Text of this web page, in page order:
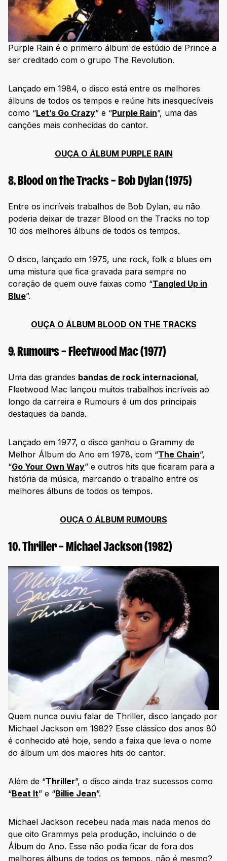
147. Grace – Jeff Buckley (1994)
148. Channel Orange – Frank Ocean (2012)
149. John Prine – John Prine (1971)
150. Nebraska – Bruce Springsteen (1982)
1. SOUR – Olivia Rodrigo (2021)
2. 30 – Adele (2021)
3. Medicine at Midnight – Foo Fighters (2021)
4. Daddy’s Home – St. Vincent (2021)
6. Harry’s House – Harry Styles (2022)
8. Mr. Morale & The Big Steppers – Kendrick Lamar (2022)
Ouça os melhores álbuns de todos os tempos na
Purple Rain é o primeiro álbum de estúdio de Prince a
ser creditado com o grupo The Revolution.
Lançado em 1984, o disco está entre os melhores
álbuns de todos os tempos e reúne hits inesquecíveis
como “Let’s Go Crazy” e “Purple Rain”, uma das
canções mais conhecidas do cantor.
OUÇA O ÁLBUM PURPLE RAIN
8. Blood on the Tracks – Bob Dylan (1975)
Entre os incríveis trabalhos de Bob Dylan, eu não
poderia deixar de trazer Blood on the Tracks no top
10 dos melhores álbuns de todos os tempos.
O disco, lançado em 1975, une rock, folk e blues em
uma mistura que fica gravada para sempre no
coração de quem ouve faixas como “Tangled Up in
Blue”.
OUÇA O ÁLBUM BLOOD ON THE TRACKS
9. Rumours – Fleetwood Mac (1977)
Uma das grandes bandas de rock internacional,
Fleetwood Mac lançou muitos trabalhos incríveis ao
longo da carreira e Rumours é um dos principais
destaques da banda.
Lançado em 1977, o disco ganhou o Grammy de
Melhor Álbum do Ano em 1978, com “The Chain”,
“Go Your Own Way” e outros hits que ficaram para a
história da música, marcando o trabalho entre os
melhores álbuns de todos os tempos.
OUÇA O ÁLBUM RUMOURS
10. Thriller – Michael Jackson (1982)
Quem nunca ouviu falar de Thriller, disco lançado por
Michael Jackson em 1982? Esse clássico dos anos 80
é conhecido até hoje, sendo a faixa que leva o nome
do álbum um dos maiores hits do cantor.
Além de “Thriller”, o disco ainda traz sucessos como
“Beat It” e “Billie Jean”.
Michael Jackson recebeu nada mais nada menos do
que oito Grammys pela produção, incluindo o de
Álbum do Ano. Esse não podia ficar de fora dos
melhores álbuns de todos os tempos, não é mesmo?